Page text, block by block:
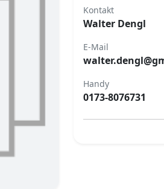
Kontakt
Walter Dengl
E-Mail
Handy
0173-8076731